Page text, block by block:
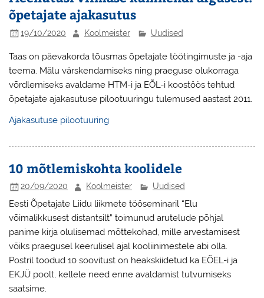
õpetajate ajakasutus
19/10/2020 Koolmeister Uudised
Taas on päevakorda tõusmas õpetajate töötingimuste ja -aja
teema. Mälu värskendamiseks ning praeguse olukorraga
võrdlemiseks avaldame HTM-i ja EÕL-i koostöös tehtud
õpetajate ajakasutuse pilootuuringu tulemused aastast 2011.
Ajakasutuse pilootuuring
10 mõtlemiskohta koolidele
20/09/2020 Koolmeister Uudised
Eesti Õpetajate Liidu liikmete tööseminaril “Elu
võimalikkusest distantsilt” toimunud arutelude põhjal
panime kirja olulisemad mõttekohad, mille arvestamisest
võiks praegusel keerulisel ajal kooliinimestele abi olla.
Postril toodud 10 soovitust on heakskiidetud ka EÕEL-i ja
EKJÜ poolt, kellele need enne avaldamist tutvumiseks
saatsime.